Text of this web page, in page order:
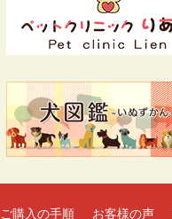
ご購入の手順 お客様の声